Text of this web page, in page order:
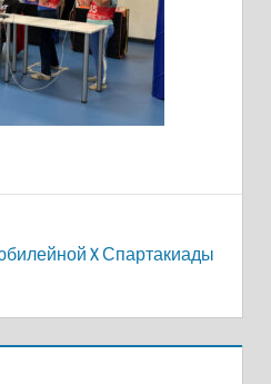
X Спартакиады